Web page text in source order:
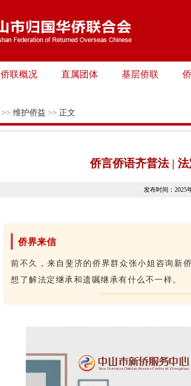
侨联概况 直属团体 基层侨联
>> 维护侨益 >> 正文
侨言侨语齐普法 |
发布时间：
侨界来信
前不久，来自斐济的侨界群众张小姐咨询新
想了解法定继承和遗嘱继承有什么不一样。